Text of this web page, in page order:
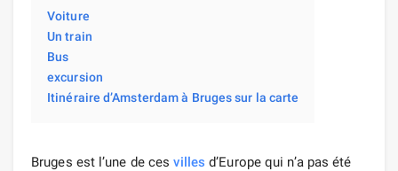
Voiture
Un train
Bus
excursion
Itinéraire d’Amsterdam à Bruges sur la carte
Bruges est l’une de cesvilles d’Europe qui n’a pas été